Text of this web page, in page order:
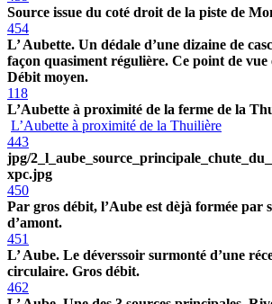
Source issue du coté droit de la piste de
454
L’ Aubette. Un dédale d’une dizaine de
façon quasiment régulière. Ce point de vue
Débit moyen.
118
L’Aubette à proximité de la ferme de la
L’Aubette à proximité de la Thuilière
443
jpg/
xpc.jpg
450
Par gros débit, l’Aube est dèjà formée par
d’amont.
451
L’ Aube. Le déverssoir surmonté d’une
circulaire. Gros débit.
462